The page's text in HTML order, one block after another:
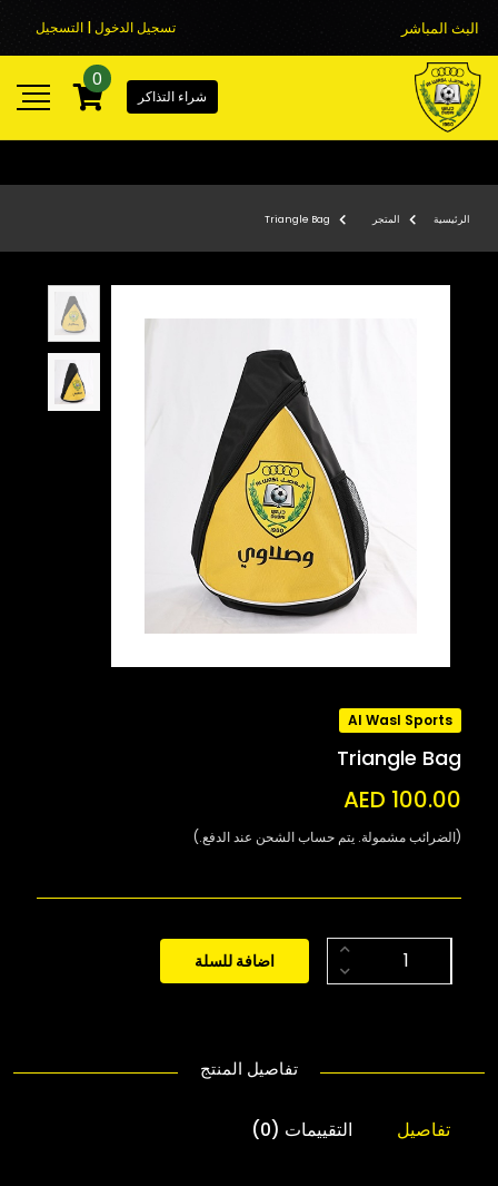
البث المباشر تسجيل الدخول | التسجيل
شراء التذاكر
0
الرئيسية المتجر Triangle Bag
Al Wasl Sports
Triangle Bag
AED 100.00
(الضرائب مشمولة. يتم حساب الشحن عند الدفع.)
اضافة للسلة
تفاصيل المنتج
تفاصيل التقييمات (0)